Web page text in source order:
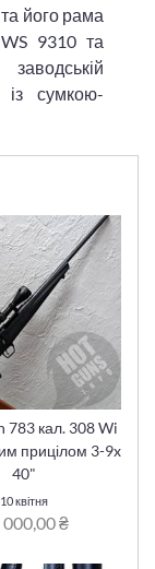
його рама
9310 та
із сумкою-
783 кал. 308 Wi
прицілом 3-9x
40"
10 квітня
000,00 ₴